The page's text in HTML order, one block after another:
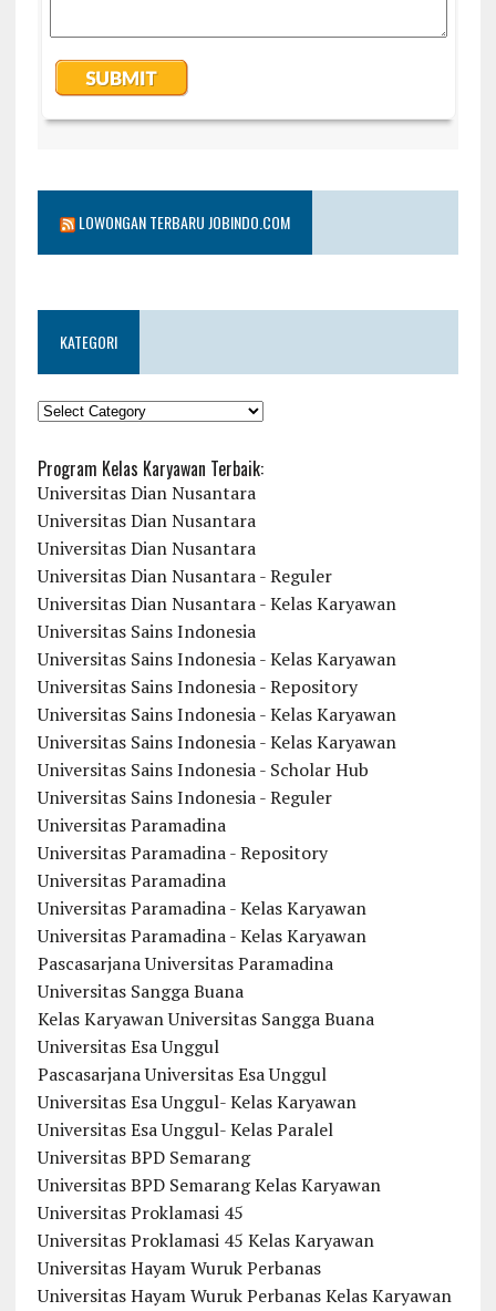
LOWONGAN TERBARU JOBINDO.COM
KATEGORI
KATEGORI
Program Kelas Karyawan Terbaik:
Universitas Dian Nusantara
Universitas Dian Nusantara
Universitas Dian Nusantara
Universitas Dian Nusantara - Reguler
Universitas Dian Nusantara - Kelas Karyawan
Universitas Sains Indonesia
Universitas Sains Indonesia - Kelas Karyawan
Universitas Sains Indonesia - Repository
Universitas Sains Indonesia - Kelas Karyawan
Universitas Sains Indonesia - Kelas Karyawan
Universitas Sains Indonesia - Scholar Hub
Universitas Sains Indonesia - Reguler
Universitas Paramadina
Universitas Paramadina - Repository
Universitas Paramadina
Universitas Paramadina - Kelas Karyawan
Universitas Paramadina - Kelas Karyawan
Pascasarjana Universitas Paramadina
Universitas Sangga Buana
Kelas Karyawan Universitas Sangga Buana
Universitas Esa Unggul
Pascasarjana Universitas Esa Unggul
Universitas Esa Unggul- Kelas Karyawan
Universitas Esa Unggul- Kelas Paralel
Universitas BPD Semarang
Universitas BPD Semarang Kelas Karyawan
Universitas Proklamasi 45
Universitas Proklamasi 45 Kelas Karyawan
Universitas Hayam Wuruk Perbanas
Universitas Hayam Wuruk Perbanas Kelas Karyawan